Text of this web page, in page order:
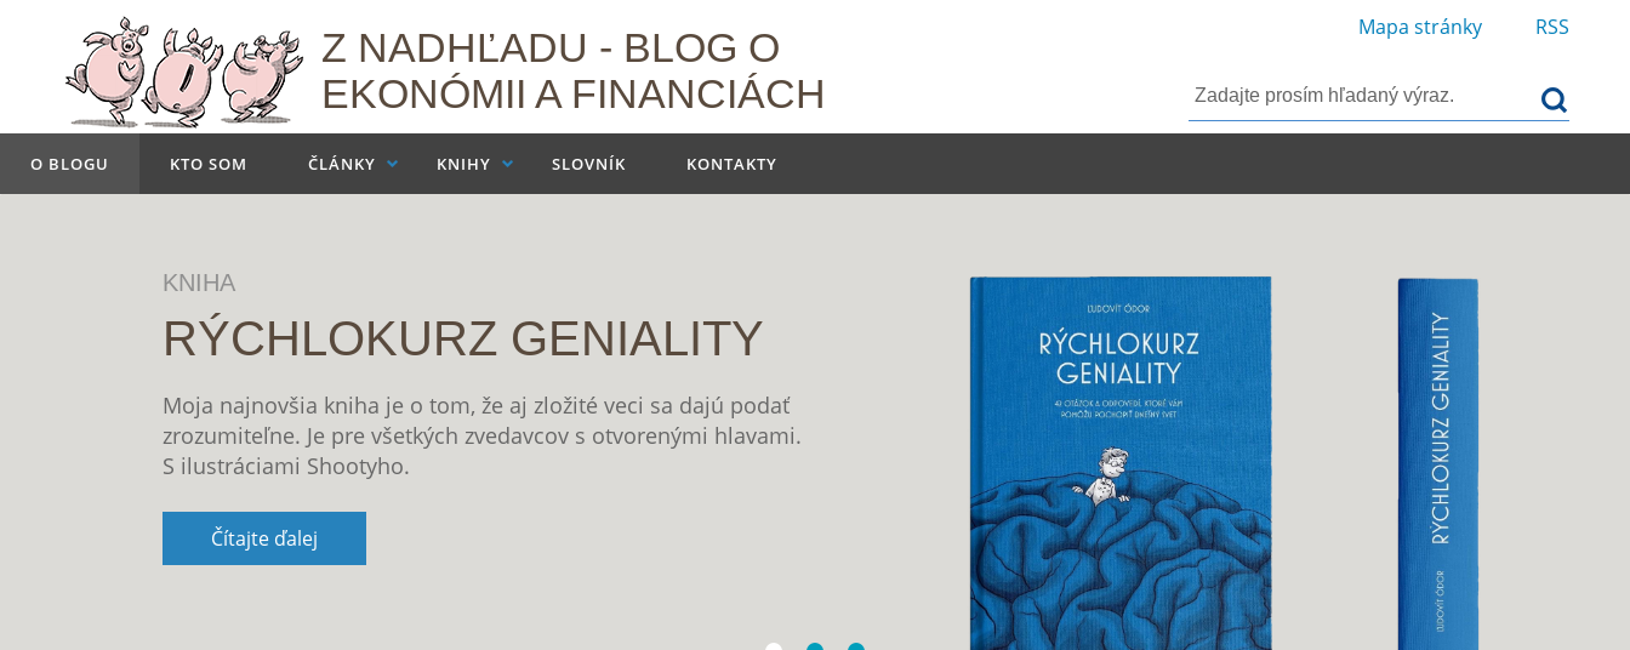
Z NADHĽADU - BLOG O
EKONÓMII A FINANCIÁCH
Mapa stránky RSS
O BLOGU KTO SOM ČLÁNKY KNIHY SLOVNÍK KONTAKTY
RÝCHLOKURZ GENIALITY
Moja najnovšia kniha je o tom, že aj zložité veci sa dajú podať
zrozumiteľne. Je pre všetkých zvedavcov s otvorenými hlavami.
S ilustráciami Shootyho.
Čítajte ďalej